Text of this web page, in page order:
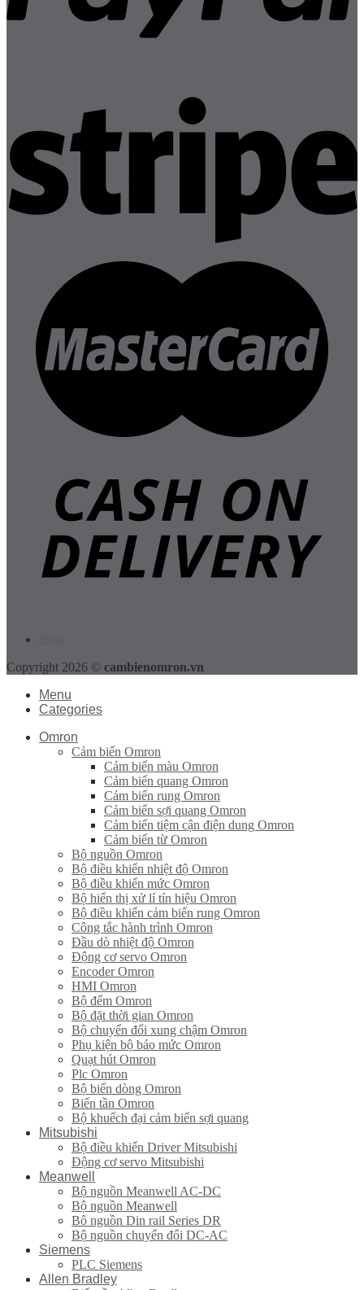
Copyright 2026 © cambienomron.vn
Menu
Categories
Omron
Cảm biến Omron
Cảm biến màu Omron
Cảm biến quang Omron
Cảm biến rung Omron
Cảm biến sợi quang Omron
Cảm biến tiệm cận điện dung Omron
Cảm biến từ Omron
Bộ nguồn Omron
Bộ điều khiển nhiệt độ Omron
Bộ điều khiển mức Omron
Bộ hiển thị xử lí tín hiệu Omron
Bộ điều khiển cảm biến rung Omron
Công tắc hành trình Omron
Đầu dò nhiệt độ Omron
Động cơ servo Omron
Encoder Omron
HMI Omron
Bộ đếm Omron
Bộ đặt thời gian Omron
Bộ chuyển đổi xung chậm Omron
Phụ kiện bộ báo mức Omron
Quạt hút Omron
Plc Omron
Bộ biến dòng Omron
Biến tần Omron
Bộ khuếch đại cảm biến sợi quang
Mitsubishi
Bộ điều khiển Driver Mitsubishi
Động cơ servo Mitsubishi
Meanwell
Bộ nguồn Meanwell AC-DC
Bộ nguồn Meanwell
Bô nguồn Din rail Series DR
Bộ nguồn chuyển đổi DC-AC
Siemens
PLC Siemens
Allen Bradley